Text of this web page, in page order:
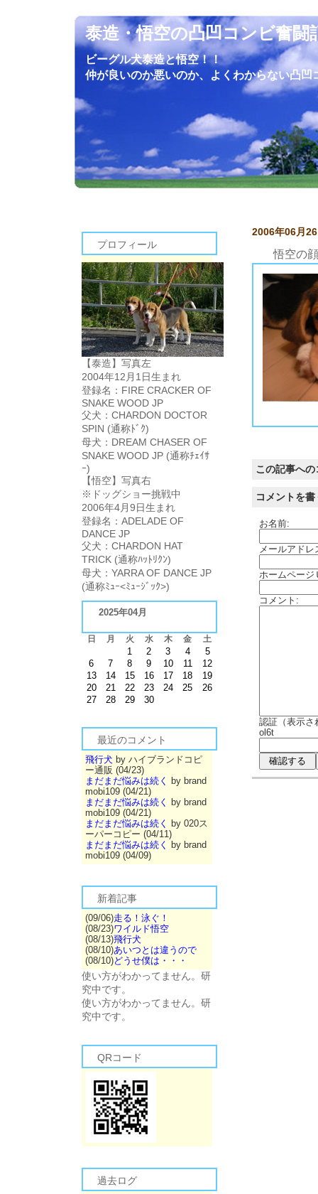
泰造・悟空の凸凹コンビ奮闘
ビーグル犬泰造と悟空！！
仲が良いのか悪いのか、よくわからない凸凹
プロフィール
【泰造】写真左
2004年12月1日生まれ
登録名：FIRE CRACKER OF
SNAKE WOOD JP
父犬：CHARDON DOCTOR
SPIN (通称ﾄﾞｸ)
母犬：DREAM CHASER OF
SNAKE WOOD JP (通称ﾁｪｲｻ
ｰ)
【悟空】写真右
※ドッグショー挑戦中
2006年4月9日生まれ
登録名：ADELADE OF
DANCE JP
父犬：CHARDON HAT
TRICK (通称ﾊｯﾄﾘｸﾝ)
母犬：YARRA OF DANCE JP
(通称ﾐｭｰ<ﾐｭｰｼﾞｯｸ>)
2025年04月
日 月 火 水 木 金 土
1 2 3 4
5
6
7 8 9 10 11
12
13
14 15 16 17 18
19
20
21 22 23 24 25
26
27
28 29 30
最近のコメント
飛行犬 by ハイブランドコピ
ー通販 (04/23)
まだまだ悩みは続く
by brand
mobi109 (04/21)
まだまだ悩みは続く
by brand
mobi109 (04/21)
まだまだ悩みは続く
by 020ス
ーパーコピー (04/11)
まだまだ悩みは続く
by brand
mobi109 (04/09)
新着記事
(09/06)走る！泳ぐ！
(08/23)ワイルド悟空
(08/13)飛行犬
(08/10)あいつとは違うので
(08/10)どうせ僕は・・・
使い方がわかってません。研
究中です。
使い方がわかってません。研
究中です。
QRコード
過去ログ
2006年06月
悟空の
この記事への
コメントを書
お名前:
メールアド
ホームページ
コメント:
認証（表示さ
ol6t